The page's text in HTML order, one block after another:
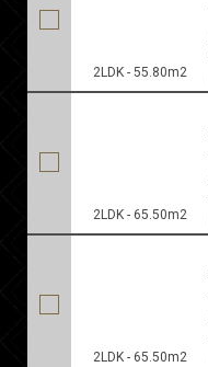
2LDK - 55.80m2
2LDK - 65.50m2
2LDK - 65.50m2